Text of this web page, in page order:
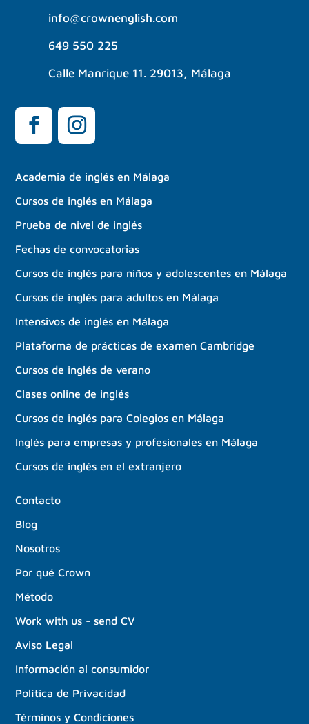
info@crownenglish.com
649 550 225
Calle Manrique 11. 29013, Málaga
Academia de inglés en Málaga
Cursos de inglés en Málaga
Prueba de nivel de inglés
Fechas de convocatorias
Cursos de inglés para niños y adolescentes en Málaga
Cursos de inglés para adultos en Málaga
Intensivos de inglés en Málaga
Plataforma de prácticas de examen Cambridge
Cursos de inglés de verano
Clases online de inglés
Cursos de inglés para Colegios en Málaga
Inglés para empresas y profesionales en Málaga
Cursos de inglés en el extranjero
Contacto
Blog
Nosotros
Por qué Crown
Método
Work with us - send CV
Aviso Legal
Información al consumidor
Política de Privacidad
Términos y Condiciones